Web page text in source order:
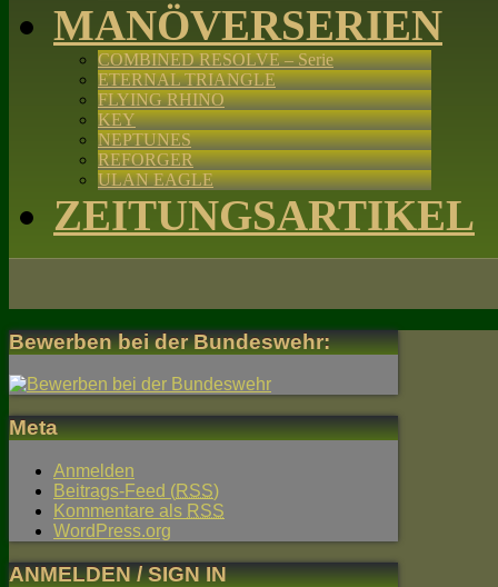
MANÖVERSERIEN
COMBINED RESOLVE – Serie
ETERNAL TRIANGLE
FLYING RHINO
KEY
NEPTUNES
REFORGER
ULAN EAGLE
ZEITUNGSARTIKEL
Bewerben bei der Bundeswehr:
Meta
Anmelden
Beitrags-Feed (RSS)
Kommentare als RSS
WordPress.org
ANMELDEN / SIGN IN